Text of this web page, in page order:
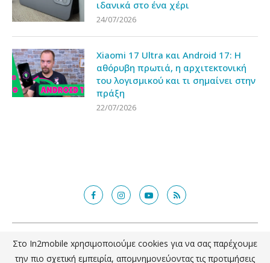
ιδανικά στο ένα χέρι
Xiaomi 17 Ultra και Android 17: Η
αθόρυβη πρωτιά, η αρχιτεκτονική
του λογισμικού και τι σημαίνει στην
πράξη
@2018 - in2mobile.gr. All Right Reserved. Designed and developed by
mcde.gr
Στο In2mobile xρησιμοποιούμε cookies για να σας παρέχουμε
την πιο σχετική εμπειρία, απομνημονεύοντας τις προτιμήσεις